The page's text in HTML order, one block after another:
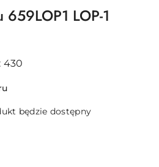
LOP-1
430
będzie dostępny